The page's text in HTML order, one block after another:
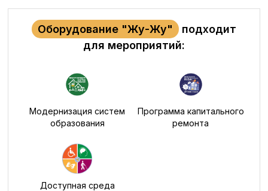
Оборудование "Жу-Жу"
подходит
для мероприятий:
Модернизация систем
образования
Программа капитального
ремонта
Доступная среда